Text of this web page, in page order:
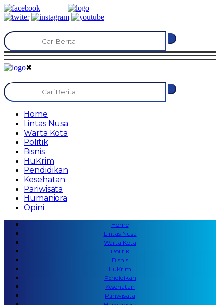
✖
Home
Lintas Nusa
Warta Kota
Politik
Bisnis
HuKrim
Pendidikan
Kesehatan
Pariwisata
Humaniora
Opini
Home
Lintas Nusa
Warta Kota
Politik
Bisnis
HuKrim
Pendidikan
Kesehatan
Pariwisata